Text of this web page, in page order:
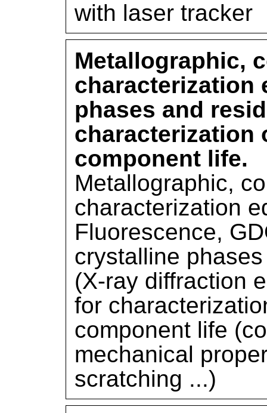
with laser tracker
Metallographic,
characterization
phases and
characterization
component life.
Metallographic,
characterization
Fluorescence,
crystalline
(X-ray diffraction
for
component life
mechanical
scratching ...)